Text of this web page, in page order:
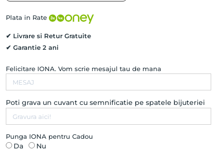
email
Plata in Rate
✔ Livrare si Retur Gratuite
✔ Garantie 2 ani
Felicitare IONA. Vom scrie mesajul tau de mana
Poti grava un cuvant cu semnificatie pe spatele bijuteriei
Punga IONA pentru Cadou
Da Nu